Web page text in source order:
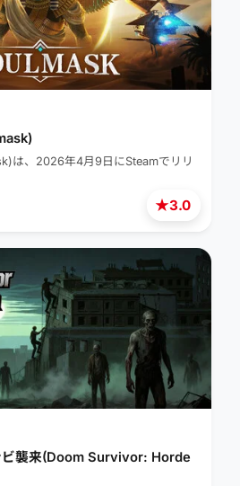
★3.0
は、2026年4月9日にSteamでリリ
ビ襲来(Doom Survivor: Horde